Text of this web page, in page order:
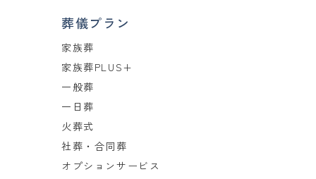
葬儀プラン
家族葬
家族葬PLUS+
一般葬
一日葬
火葬式
社葬・合同葬
オプションサービス